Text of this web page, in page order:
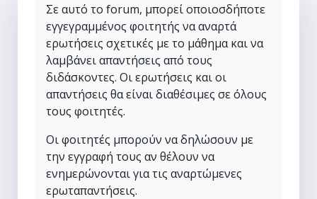
Σε αυτό το forum, μπορεί οποιοσδήποτε
εγγεγραμμένος φοιτητής να αναρτά
ερωτήσεις σχετικές με το μάθημα και να
λαμβάνει απαντήσεις από τους
διδάσκοντες. Οι ερωτήσεις και οι
απαντήσεις θα είναι διαθέσιμες σε όλους
τους φοιτητές.
Οι φοιτητές μπορούν να δηλώσουν με
την εγγραφή τους αν θέλουν να
ενημερώνονται για τις αναρτώμενες
ερωταπαντήσεις.